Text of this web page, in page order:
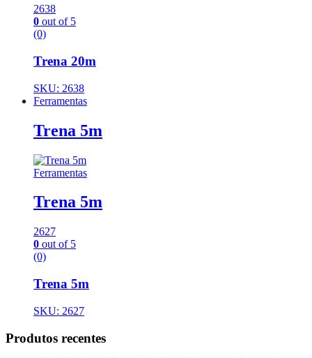
2638
0 out of 5
(0)
Trena 20m
SKU: 2638
Ferramentas
Trena 5m
Ferramentas
Trena 5m
2627
0 out of 5
(0)
Trena 5m
SKU: 2627
Produtos recentes